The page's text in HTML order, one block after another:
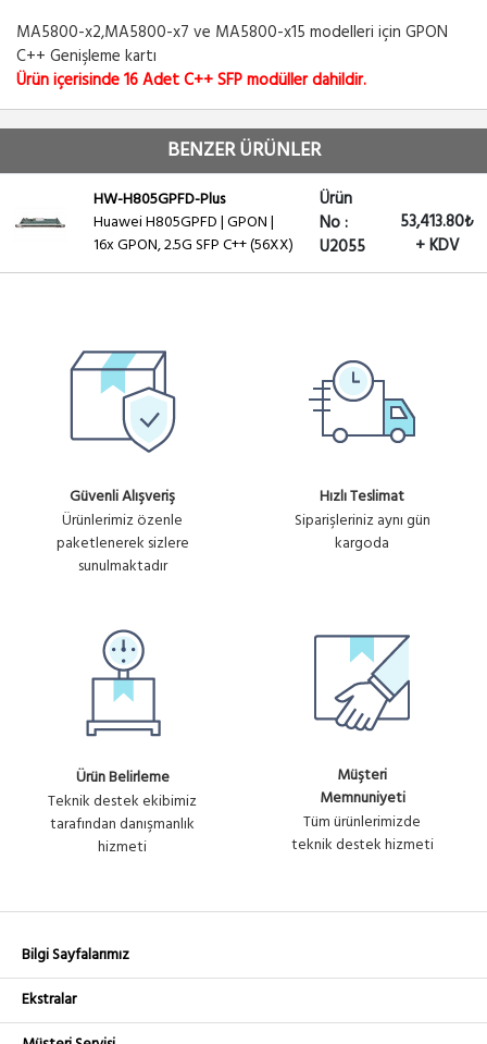
MA5800-x2,MA5800-x7 ve MA5800-x15 modelleri için GPON
C++ Genişleme kartı
Ürün içerisinde 16 Adet C++ SFP modüller dahildir.
BENZER ÜRÜNLER
HW-H805GPFD-Plus
Huawei H805GPFD | GPON |
16x GPON, 2.5G SFP C++ (56XX)
Ürün
No :
U2055
53,413.80₺
+ KDV
Güvenli Alışveriş
Ürünlerimiz özenle
paketlenerek sizlere
sunulmaktadır
Hızlı Teslimat
Siparişleriniz aynı gün
kargoda
Ürün Belirleme
Teknik destek ekibimiz
tarafından danışmanlık
hizmeti
Müşteri
Memnuniyeti
Tüm ürünlerimizde
teknik destek hizmeti
Bilgi Sayfalarımız
Ekstralar